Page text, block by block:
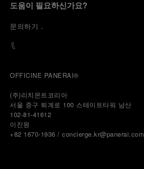
도움이 필요하신가요?
문의하기 .
OFFICINE PANERAI®
(주)리치몬트코리아
서울 중구 퇴계로 100 스테이트타워 남산
102-81-41612
이진원
+82 1670-1936 / concierge.kr@panerai.com